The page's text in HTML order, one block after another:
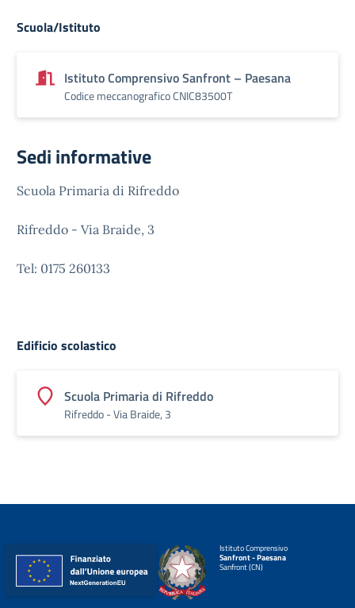
Scuola/Istituto
Istituto Comprensivo Sanfront – Paesana
Codice meccanografico CNIC83500T
Sedi informative
Scuola Primaria di Rifreddo
Rifreddo - Via Braide, 3
Tel: 0175 260133
Edificio scolastico
Scuola Primaria di Rifreddo
Rifreddo - Via Braide, 3
Istituto Comprensivo
Sanfront - Paesana
Sanfront (CN)